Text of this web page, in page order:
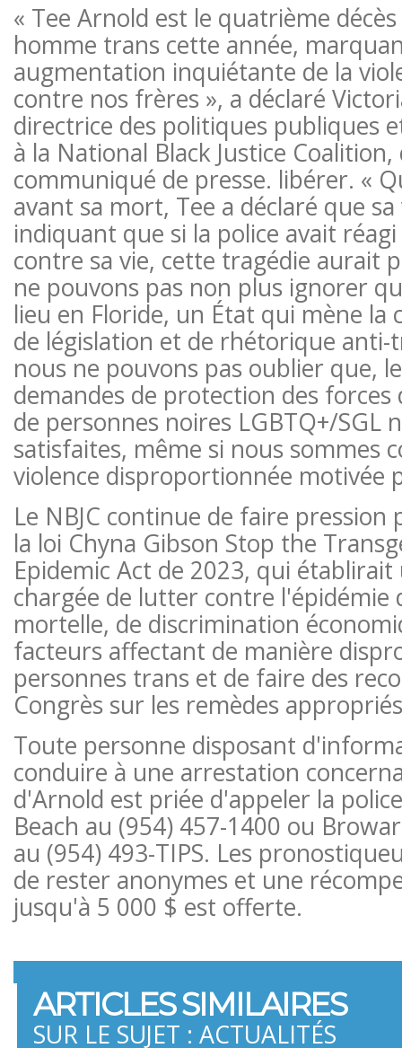
« Tee Arnold est le quatrième
homme trans cette année,
augmentation inquiétante de la
contre nos frères », a déclaré
directrice des politiques publiques
à la National Black Justice
communiqué de presse. libérer. «
avant sa mort, Tee a déclaré que
indiquant que si la police avait
contre sa vie, cette tragédie aurait
ne pouvons pas non plus ignorer
lieu en Floride, un État qui mène la
de législation et de rhétorique anti-
nous ne pouvons pas oublier que,
demandes de protection des forces
de personnes noires LGBTQ+/SGL
satisfaites, même si nous sommes
violence disproportionnée motivée
Le NBJC continue de faire
la loi Chyna Gibson Stop the
Epidemic Act de 2023, qui
chargée de lutter contre l'épidémie
mortelle, de discrimination
facteurs affectant de manière
personnes trans et de faire des
Congrès sur les remèdes
Toute personne disposant
conduire à une arrestation
d'Arnold est priée d'appeler la
Beach au (954) 457-1400 ou
au (954) 493-TIPS. Les
de rester anonymes et une
jusqu'à 5 000 $ est offerte.
ARTICLES SIMILAIRES
SUR LE SUJET : ACTUALITÉS